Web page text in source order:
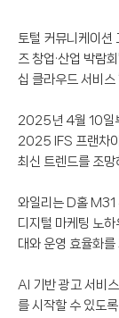
토털 커뮤니케이션
즈 창업·산업 박람
십 클라우드 서비스
2025년 4월 10일
2025 IFS 프랜차이
최신 트렌드를 조망
와일리는 D홀 M31
디지털 마케팅 노
대와 운영 효율화
AI 기반 광고 서비
를 시작할 수 있도